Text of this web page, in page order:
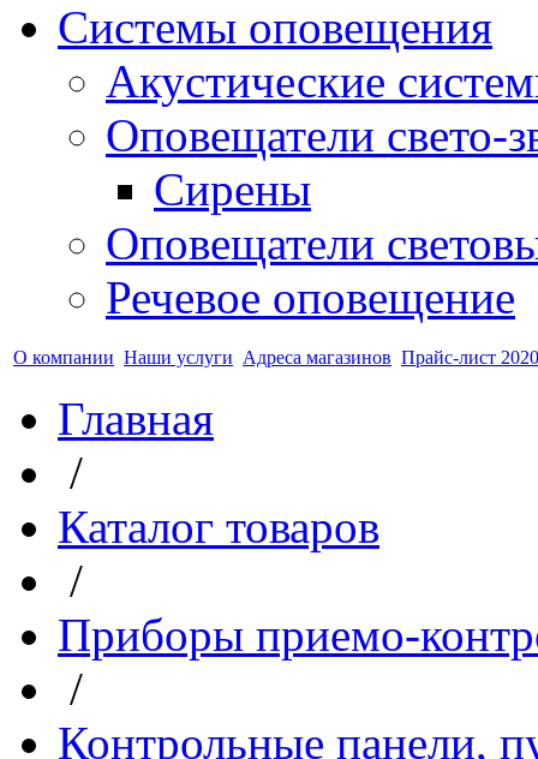
Системы оповещения
Акустические
Оповещатели свето-
Сирены
Оповещатели
Речевое оповещение
О компании Наши услуги Адреса магазинов Прайс-лист
Главная
/
Каталог товаров
/
Приборы приемо-
/
Контрольные панели,